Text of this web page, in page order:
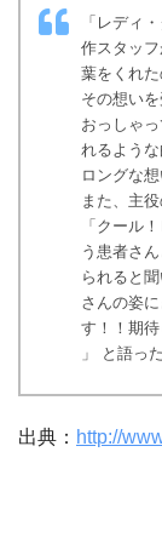
「レディ
作スタッ
葉をくれ
その想い
おっしゃ
れるよう
ロングな
また、主
「クール
う患者さ
られると
さんの姿
す！！期
」 と語った
出典： http://